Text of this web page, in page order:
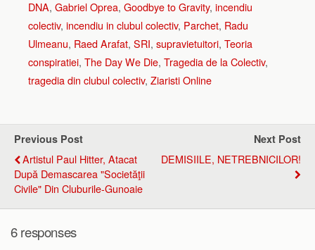
DNA, Gabriel Oprea, Goodbye to Gravity, incendiu
colectiv, incendiu in clubul colectiv, Parchet, Radu
Ulmeanu, Raed Arafat, SRI, supravietuitori, Teoria
conspiratiei, The Day We Die, Tragedia de la Colectiv,
tragedia din clubul colectiv, Ziaristi Online
Previous Post
Artistul Paul Hitter, Atacat
După Demascarea "societăţii
Civile" Din Cluburile-Gunoaie
Next Post
DEMISIILE, NETREBNICILOR!
6 responses